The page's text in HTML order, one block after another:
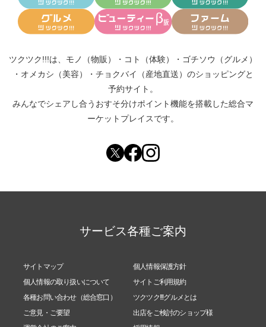
ツクツク!!!は、 モノ（物販） ・ コト（体験） ・ ゴチソウ（グルメ）
・ オメカシ（美容） ・ チョクバイ（産地直送） のショッピングと
予約サイト。
みんなでシェアし合う おすそ分けポイント機能を搭載した総合マ
ーケットプレイスです。
サービス各種ご案内
サイトマップ
個人情報保護方針
個人情報の取り扱いについて
サイトご利用規約
各種お問い合わせ（総合窓口）
ツクツク!!!グルメとは
ご意見・ご要望
出店をご検討のショップ様